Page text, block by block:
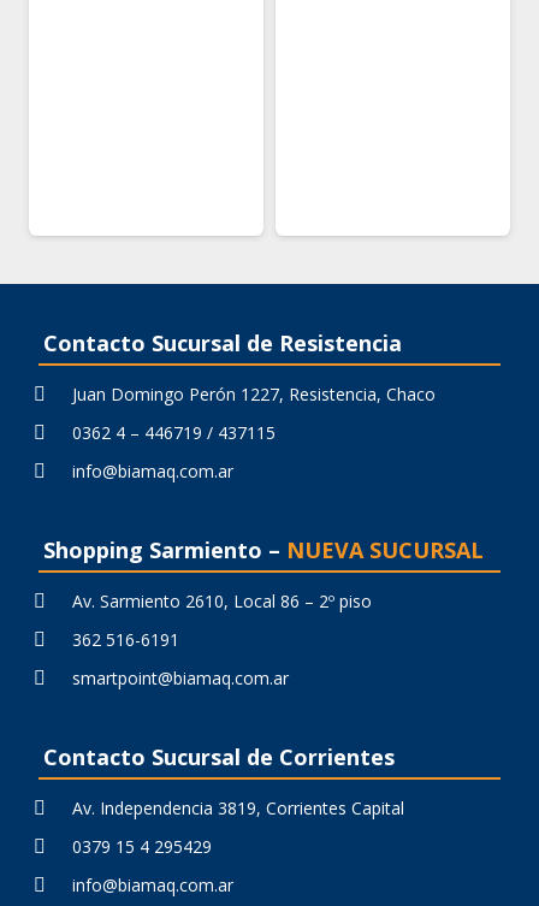
Contacto Sucursal de Resistencia
Juan Domingo Perón 1227, Resistencia, Chaco
0362 4 – 446719 / 437115
info@biamaq.com.ar
Shopping Sarmiento – NUEVA SUCURSAL
Av. Sarmiento 2610, Local 86 – 2º piso
362 516-6191
smartpoint@biamaq.com.ar
Contacto Sucursal de Corrientes
Av. Independencia 3819, Corrientes Capital
0379 15 4 295429
info@biamaq.com.ar